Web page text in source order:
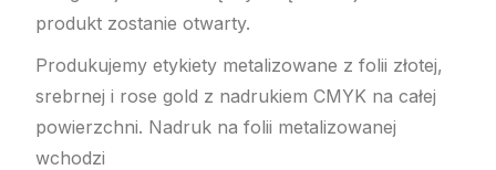
produkt zostanie otwarty.
Produkujemy etykiety metalizowane z folii złotej,
srebrnej i rose gold z nadrukiem CMYK na całej
powierzchni. Nadruk na folii metalizowanej
wchodzi